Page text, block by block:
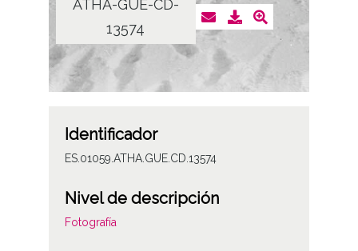
ATHA-GUE-CD-
13574
Identificador
ES.01059.ATHA.GUE.CD.13574
Nivel de descripción
Fotografía